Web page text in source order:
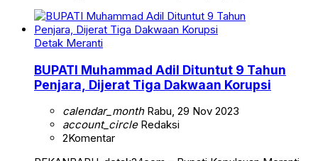
Detak Meranti
BUPATI Muhammad Adil Dituntut 9 Tahun
Penjara, Dijerat Tiga Dakwaan Korupsi
calendar_monthRabu, 29 Nov 2023
account_circleRedaksi
2Komentar